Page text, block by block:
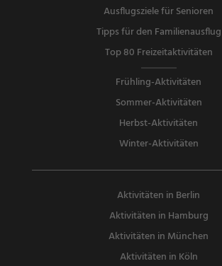
Ausflugsziele für Senioren
Tipps für den Familienausflug
Top 80 Freizeitaktivitäten
Frühling-Aktivitäten
Sommer-Aktivitäten
Herbst-Aktivitäten
Winter-Aktivitäten
Aktivitäten in Berlin
Aktivitäten in Hamburg
Aktivitäten in München
Aktivitäten in Köln